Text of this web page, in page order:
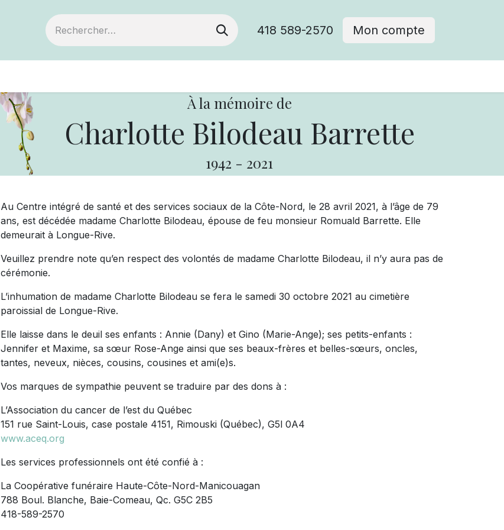
418 589-2570 Mon compte
À la mémoire de
Charlotte Bilodeau Barrette
1942 - 2021
Au Centre intégré de santé et des services sociaux de la Côte-Nord, le 28 avril 2021, à l’âge de 79
ans, est décédée madame Charlotte Bilodeau, épouse de feu monsieur Romuald Barrette. Elle
demeurait à Longue-Rive.
Veuillez prendre note qu’en respect des volontés de madame Charlotte Bilodeau, il n’y aura pas de
cérémonie.
L’inhumation de madame Charlotte Bilodeau se fera le samedi 30 octobre 2021 au cimetière
paroissial de Longue-Rive.
Elle laisse dans le deuil ses enfants : Annie (Dany) et Gino (Marie-Ange); ses petits-enfants :
Jennifer et Maxime, sa sœur Rose-Ange ainsi que ses beaux-frères et belles-sœurs, oncles,
tantes, neveux, nièces, cousins, cousines et ami(e)s.
Vos marques de sympathie peuvent se traduire par des dons à :
L’Association du cancer de l’est du Québec
151 rue Saint-Louis, case postale 4151, Rimouski (Québec), G5l 0A4
www.aceq.org
Les services professionnels ont été confié à :
La Coopérative funéraire Haute-Côte-Nord-Manicouagan
788 Boul. Blanche, Baie-Comeau, Qc. G5C 2B5
418-589-2570